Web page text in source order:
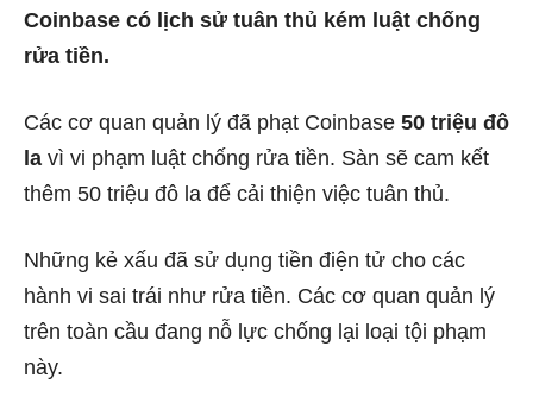
Coinbase có lịch sử tuân thủ kém luật chống
rửa tiền.
Các cơ quan quản lý đã phạt Coinbase 50 triệu đô
la vì vi phạm luật chống rửa tiền. Sàn sẽ cam kết
thêm 50 triệu đô la để cải thiện việc tuân thủ.
Những kẻ xấu đã sử dụng tiền điện tử cho các
hành vi sai trái như rửa tiền. Các cơ quan quản lý
trên toàn cầu đang nỗ lực chống lại loại tội phạm
này.